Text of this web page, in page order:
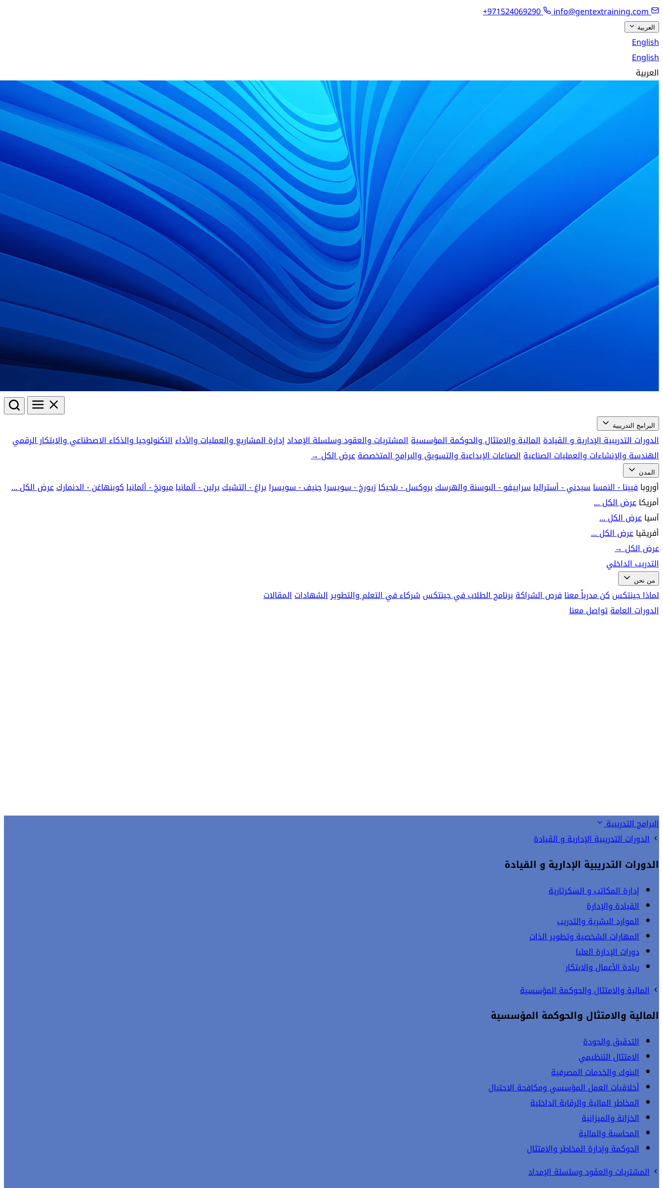
info@gentextraining.com
+971524069290
العربية
English
English
العربية
البرامج التدريبية
الدورات التدريبية الإدارية و القيادةالمالية والامتثال والحوكمة المؤسسيةالمشتريات والعقود وسلسلة الإمدادإدارة المشاريع والعمليات والأداءالتكنولوجيا والذكاء الاصطناعي والابتكار الرقمي
الهندسة والإنشاءات والعمليات الصناعيةالصناعات الإبداعية والتسويق والبرامج المتخصصةعرض الكل→
المدن
أوروبافيينا - النمساسيدني - أسترالياسراييفو - البوسنة والهرسكبروكسل - بلجيكازيورخ - سويسراجنيف - سويسرابراغ - التشيكبرلين - ألمانياميونخ - ألمانياكوبنهاغن - الدنماركعرض الكل ...
أمريكاعرض الكل ...
آسياعرض الكل ...
أفريقياعرض الكل ...
عرض الكل→
التدريب الداخلي
من نحن
لماذا جينتكسكن مدرباً معنافرص الشراكةبرنامج الطلاب في جينتكسشركاء في التعلم والتطويرالشهاداتالمقالات
الدورات العامةتواصل معنا
البرامج التدريبية
الدورات التدريبية الإدارية و القيادة
الدورات التدريبية الإدارية و القيادة
إدارة المكاتب و السكرتارية
القيادة والإدارة
الموارد البشرية والتدريب
المهارات الشخصية وتطوير الذات
دورات الإدارة العليا
ريادة الأعمال والابتكار
المالية والامتثال والحوكمة المؤسسية
المالية والامتثال والحوكمة المؤسسية
التدقيق والجودة
الامتثال التنظيمي
البنوك والخدمات المصرفية
أخلاقيات العمل المؤسسي ومكافحة الاحتيال
المخاطر المالية والرقابة الداخلية
الخزانة والميزانية
المحاسبة والمالية
الحوكمة وإدارة المخاطر والامتثال
المشتريات والعقود وسلسلة الإمداد